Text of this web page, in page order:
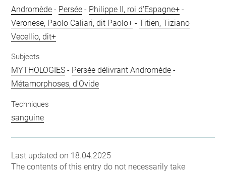
Andromède - Persée - Philippe II, roi d'Espagne+ -
Veronese, Paolo Caliari, dit Paolo+ -Titien, Tiziano
Vecellio, dit+
Subjects
MYTHOLOGIES - Persée délivrant Andromède -
Métamorphoses, d'Ovide
Techniques
sanguine
Last updated on 18.04.2025
The contents of this entry do not necessarily take